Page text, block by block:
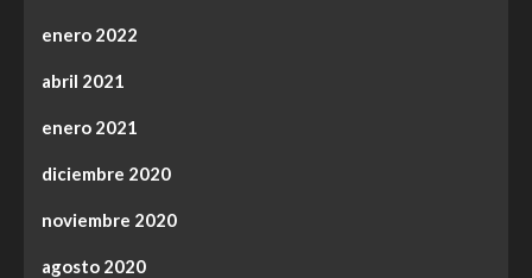
enero 2022
abril 2021
enero 2021
diciembre 2020
noviembre 2020
agosto 2020